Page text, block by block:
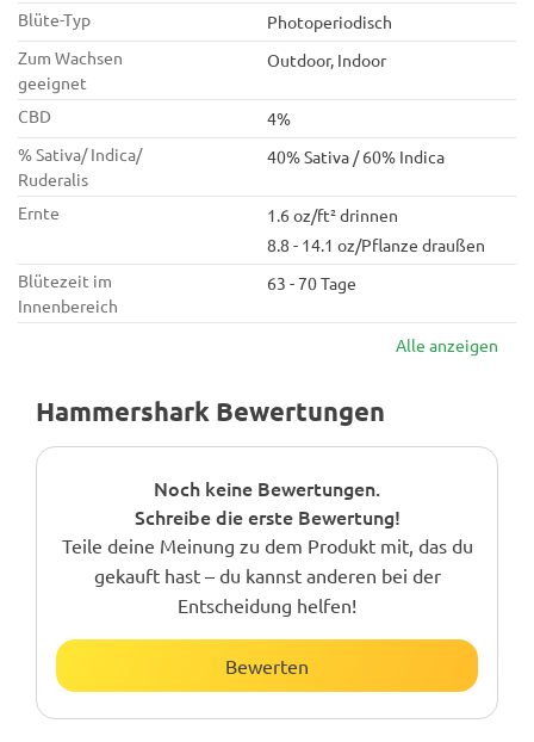
Blüte-Typ
Photoperiodisch
Zum Wachsen
geeignet
Outdoor, Indoor
CBD
4%
% Sativa/ Indica/
Ruderalis
40% Sativa / 60% Indica
Ernte
1.6 oz/ft² drinnen
8.8 - 14.1 oz/Pflanze draußen
Blütezeit im
Innenbereich
63 - 70 Tage
Alle anzeigen
Hammershark Bewertungen
Noch keine Bewertungen.
Schreibe die erste Bewertung!
Teile deine Meinung zu dem Produkt mit, das du
gekauft hast – du kannst anderen bei der
Entscheidung helfen!
Bewerten